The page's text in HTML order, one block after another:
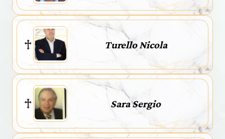
Turello Nicola
Sara Sergio